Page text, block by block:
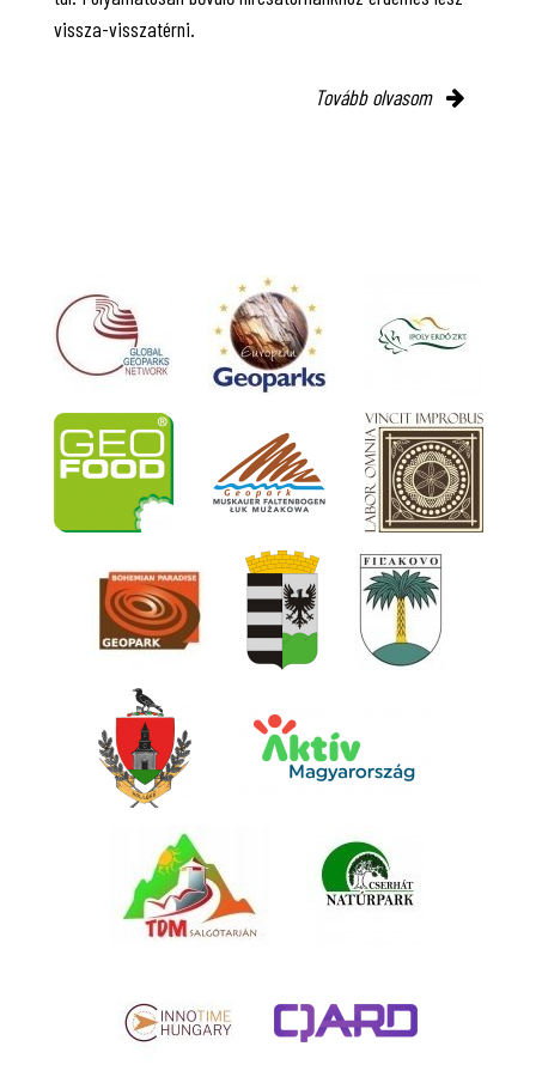
vissza-visszatérni.
Tovább olvasom